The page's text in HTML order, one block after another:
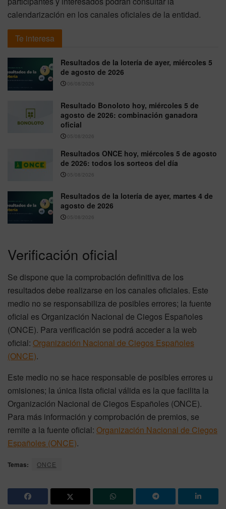
calendarización en los canales oficiales de la entidad.
Te interesa
Resultados de la lotería de ayer, miércoles 5
de agosto de 2026
06/08/2026
Resultado Bonoloto hoy, miércoles 5 de
agosto de 2026: combinación ganadora
oficial
05/08/2026
Resultados ONCE hoy, miércoles 5 de agosto
de 2026: todos los sorteos del día
05/08/2026
Resultados de la lotería de ayer, martes 4 de
agosto de 2026
05/08/2026
Verificación oficial
Se dispone que la comprobación definitiva de los
resultados debe realizarse en los canales oficiales. Este
medio no se responsabiliza de posibles errores; la fuente
oficial es Organización Nacional de Ciegos Españoles
(ONCE). Para verificación se podrá acceder a la web
oficial: Organización Nacional de Ciegos Españoles
(ONCE).
Este medio no se hace responsable de posibles errores u
omisiones; la única lista oficial válida es la que facilita la
Organización Nacional de Ciegos Españoles (ONCE).
Para más información y comprobación de premios, se
remite a la fuente oficial: Organización Nacional de Ciegos
Españoles (ONCE).
Temas: ONCE